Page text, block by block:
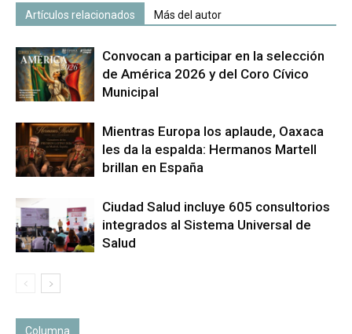
Artículos relacionados Más del autor
Convocan a participar en la selección
de América 2026 y del Coro Cívico
Municipal
Mientras Europa los aplaude, Oaxaca
les da la espalda: Hermanos Martell
brillan en España
Ciudad Salud incluye 605 consultorios
integrados al Sistema Universal de
Salud
Columna